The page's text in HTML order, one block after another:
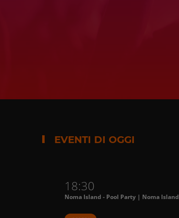
EVENTI DI OGGI
18:30
Noma Island - Pool Party | Noma Island